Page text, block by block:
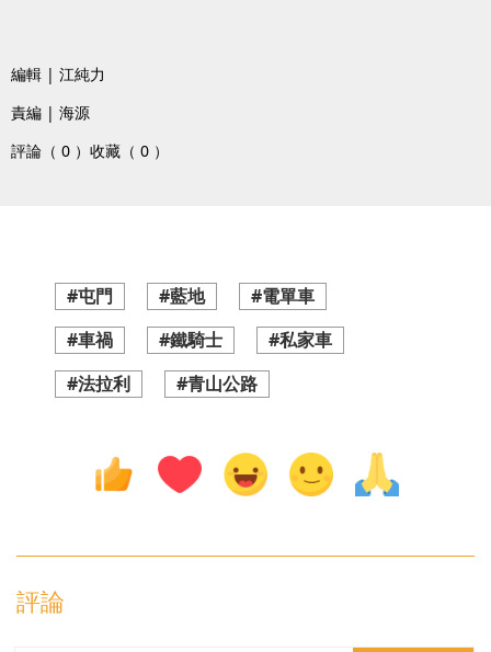
編輯 | 江純力
責編 | 海源
評論（ 0 ） 收藏（ 0 ）
#屯門 #藍地
#電單車
#車禍
#鐵騎士
#私家車
#法拉利
#青山公路
評論